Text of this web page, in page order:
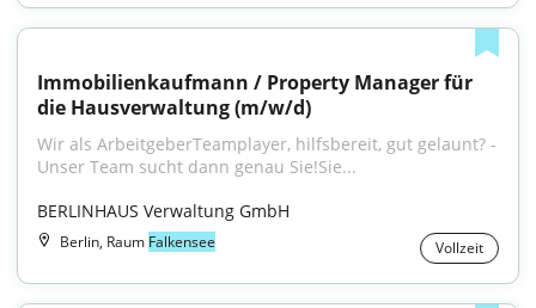
Immobilienkaufmann / Property Manager für
die Hausverwaltung (m/w/d)
Wir als ArbeitgeberTeamplayer, hilfsbereit, gut gelaunt? -
Unser Team sucht dann genau Sie!Sie...
BERLINHAUS Verwaltung GmbH
Berlin, Raum Falkensee Vollzeit